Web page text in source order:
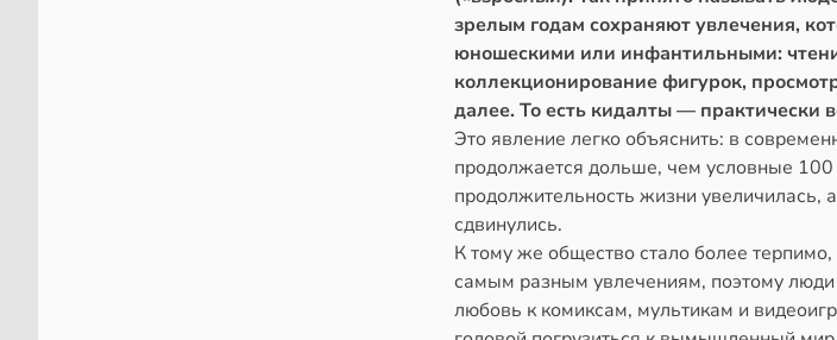
зрелым годам сохраняют увлечения,
юношескими или инфантильными:
коллекционирование фигурок,
далее. То есть кидалты — практически
Это явление легко объяснить: в
продолжается дольше, чем условные 100
продолжительность жизни увеличилась,
сдвинулись.
К тому же общество стало более
самым разным увлечениям, поэтому
любовь к комиксам, мультикам и